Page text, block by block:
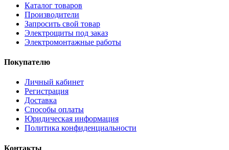
Каталог товаров
Производители
Запросить свой товар
Электрощиты под заказ
Электромонтажные работы
Покупателю
Личный кабинет
Регистрация
Доставка
Способы оплаты
Юридическая информация
Политика конфиденциальности
Контакты